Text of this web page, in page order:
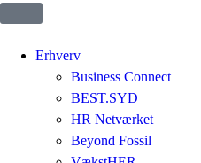
Erhverv
Business Connect
BEST.SYD
HR Netværket
Beyond Fossil